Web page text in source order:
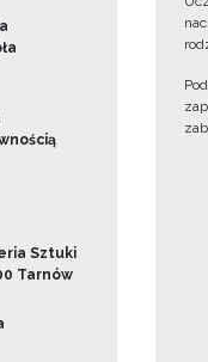
Sztuki
Tarnów